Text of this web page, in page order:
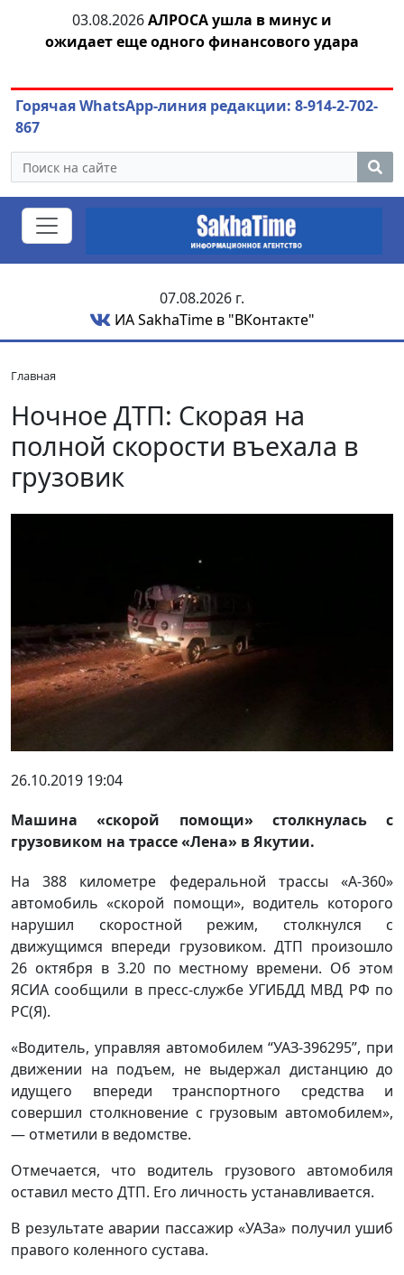
03.08.2026АЛРОСА ушла в минус и
ожидает еще одного финансового удара
Горячая WhatsApp-линия редакции: 8-914-2-702-
867
07.08.2026 г.
ИА SakhaTime в "ВКонтакте"
Главная
Ночное ДТП: Скорая на
полной скорости въехала в
грузовик
26.10.2019 19:04
Машина «скорой помощи» столкнулась с
грузовиком на трассе «Лена» в Якутии.
На 388 километре федеральной трассы «А-360»
автомобиль «скорой помощи», водитель которого
нарушил скоростной режим, столкнулся с
движущимся впереди грузовиком. ДТП произошло
26 октября в 3.20 по местному времени. Об этом
ЯСИА сообщили в пресс-службе УГИБДД МВД РФ по
РС(Я).
«Водитель, управляя автомобилем “УАЗ-396295”, при
движении на подъем, не выдержал дистанцию до
идущего впереди транспортного средства и
совершил столкновение с грузовым автомобилем»,
— отметили в ведомстве.
Отмечается, что водитель грузового автомобиля
оставил место ДТП. Его личность устанавливается.
В результате аварии пассажир «УАЗа» получил ушиб
правого коленного сустава.